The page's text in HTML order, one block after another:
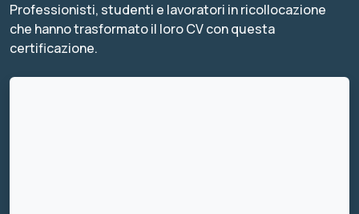
Professionisti, studenti e lavoratori in ricollocazione
che hanno trasformato il loro CV con questa
certificazione.